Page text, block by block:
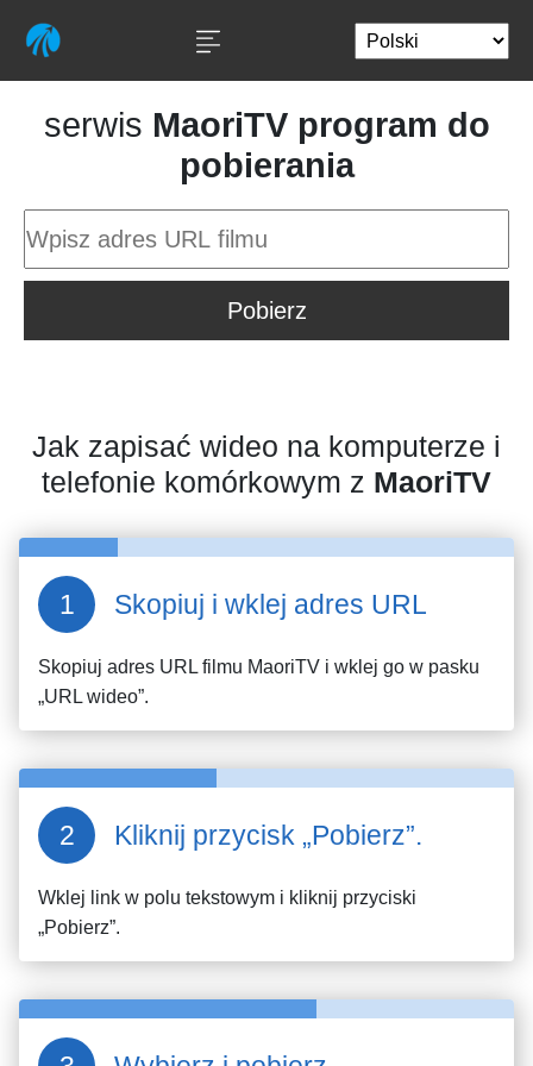
serwis MaoriTV program do
pobierania
Pobierz
Jak zapisać wideo na komputerze i
telefonie komórkowym z MaoriTV
Skopiuj i wklej adres URL
Skopiuj adres URL filmu MaoriTV i wklej go w pasku
„URL wideo”.
Kliknij przycisk „Pobierz”.
Wklej link w polu tekstowym i kliknij przyciski
„Pobierz”.